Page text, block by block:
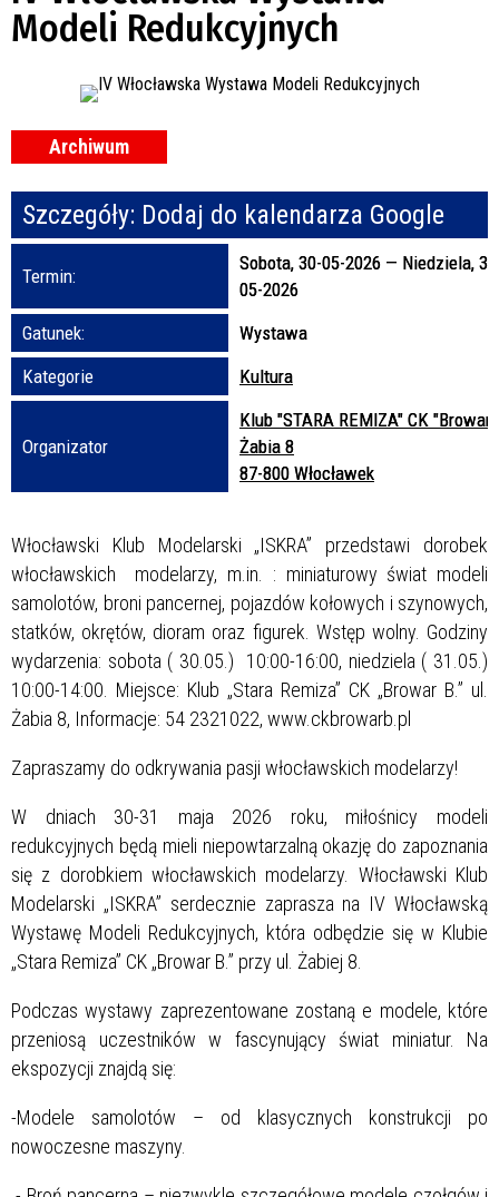
—
Organizator
Promowane
Modeli Redukcyjnych
Archiwum
Szczegóły: Dodaj do kalendarza Google
Termin:
Sobota, 30-05-2026 — Niedziela,
05-2026
Gatunek:
Wystawa
Kategorie
Kultura
Organizator
Klub "STARA REMIZA" CK "Browar
Żabia 8
87-800 Włocławek
Włocławski Klub Modelarski „ISKRA” przedstawi dorobek
włocławskich modelarzy, m.in. : miniaturowy świat modeli
samolotów, broni pancernej, pojazdów kołowych i szynowych,
statków, okrętów, dioram oraz figurek. Wstęp wolny. Godziny
wydarzenia: sobota ( 30.05.) 10:00-16:00, niedziela ( 31.05.)
10:00-14:00. Miejsce: Klub „Stara Remiza” CK „Browar B.” ul.
Żabia 8, Informacje: 54 2321022, www.ckbrowarb.pl
Zapraszamy do odkrywania pasji włocławskich modelarzy!
W dniach 30-31 maja 2026 roku, miłośnicy modeli
redukcyjnych będą mieli niepowtarzalną okazję do zapoznania
się z dorobkiem włocławskich modelarzy. Włocławski Klub
Modelarski „ISKRA” serdecznie zaprasza na IV Włocławską
Wystawę Modeli Redukcyjnych, która odbędzie się w Klubie
„Stara Remiza” CK „Browar B.” przy ul. Żabiej 8.
Podczas wystawy zaprezentowane zostaną e modele, które
przeniosą uczestników w fascynujący świat miniatur. Na
ekspozycji znajdą się:
-Modele samolotów – od klasycznych konstrukcji po
nowoczesne maszyny.